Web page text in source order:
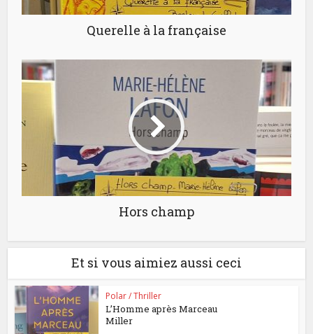
Querelle à la française
Hors champ
Et si vous aimiez aussi ceci
Polar / Thriller
L’Homme après Marceau
Miller